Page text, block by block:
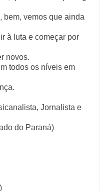
bem, vemos que ainda
à luta e começar por
novos.
todos os níveis em
Jornalista e
do Paraná)